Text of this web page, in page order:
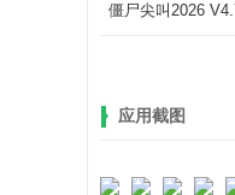
僵尸尖叫2026
应用截图